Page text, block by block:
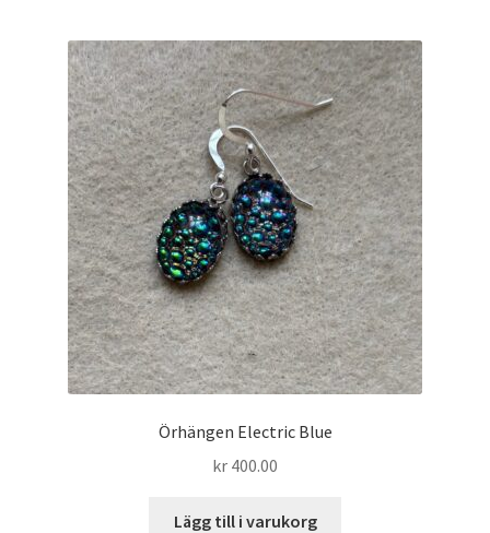
Örhängen Electric Blue
kr 400.00
Lägg till i varukorg